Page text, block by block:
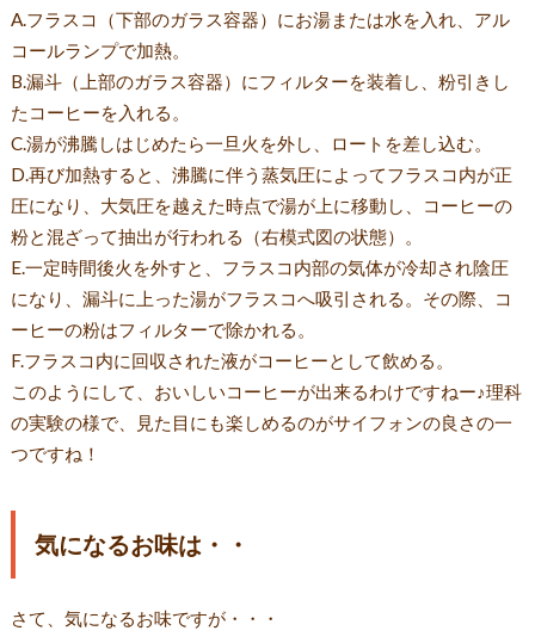
A.フラスコ（下部のガラス容器）にお湯または水を入れ、アル
コールランプで加熱。
B.漏斗（上部のガラス容器）にフィルターを装着し、粉引きし
たコーヒーを入れる。
C.湯が沸騰しはじめたら一旦火を外し、ロートを差し込む。
D.再び加熱すると、沸騰に伴う蒸気圧によってフラスコ内が正
圧になり、大気圧を越えた時点で湯が上に移動し、コーヒーの
粉と混ざって抽出が行われる（右模式図の状態）。
E.一定時間後火を外すと、フラスコ内部の気体が冷却され陰圧
になり、漏斗に上った湯がフラスコへ吸引される。その際、コ
ーヒーの粉はフィルターで除かれる。
F.フラスコ内に回収された液がコーヒーとして飲める。
このようにして、おいしいコーヒーが出来るわけですねー♪理科
の実験の様で、見た目にも楽しめるのがサイフォンの良さの一
つですね！
気になるお味は・・
さて、気になるお味ですが・・・